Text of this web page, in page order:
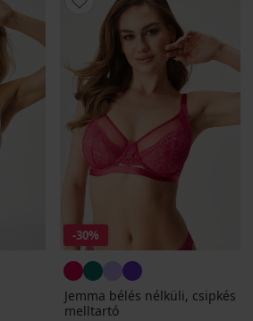
-30%
Jemma bélés nélküli, csipkés
melltartó